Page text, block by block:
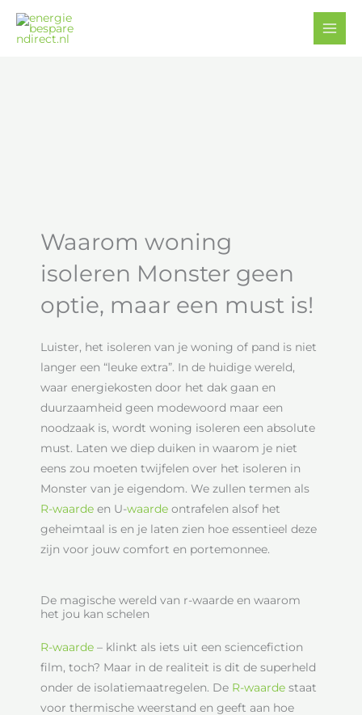
naar
Waarom woning
isoleren Monster geen
optie, maar een must is!
Luister, het isoleren van je woning of pand is niet
langer een “leuke extra”. In de huidige wereld,
waar energiekosten door het dak gaan en
duurzaamheid geen modewoord maar een
noodzaak is, wordt woning isoleren een absolute
must. Laten we diep duiken in waarom je niet
eens zou moeten twijfelen over het isoleren in
Monster van je eigendom. We zullen termen als
R-waarde en U-waarde ontrafelen alsof het
geheimtaal is en je laten zien hoe essentieel deze
zijn voor jouw comfort en portemonnee.
De magische wereld van r-waarde en waarom
het jou kan schelen
R-waarde – klinkt als iets uit een sciencefiction
film, toch? Maar in de realiteit is dit de superheld
onder de isolatiemaatregelen. De R-waarde staat
voor thermische weerstand en geeft aan hoe